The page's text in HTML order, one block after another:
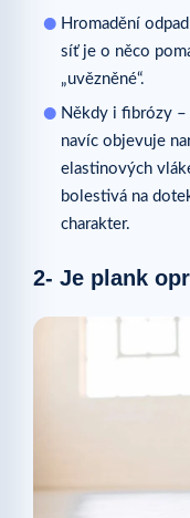
Hromadění
síť je o něco
„uvězněné“.
Někdy i fibrózy –
navíc objevuje
elastinových
bolestivá na
charakter.
2- Je plank